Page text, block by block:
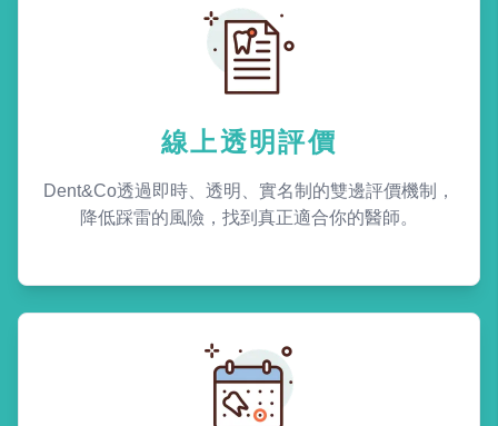
線上透明評價
Dent&Co透過即時、透明、實名制的雙邊評價機制，
降低踩雷的風險，找到真正適合你的醫師。